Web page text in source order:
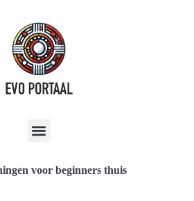
voor beginners thuis